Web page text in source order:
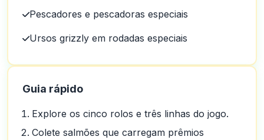
Pescadores e pescadoras especiais
Ursos grizzly em rodadas especiais
Guia rápido
Explore os cinco rolos e três linhas do jogo.
Colete salmões que carregam prêmios